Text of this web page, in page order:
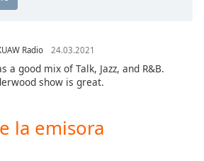
Radio 24.03.2021
a good mix of Talk, Jazz, and R&B.
show is great.
la emisora